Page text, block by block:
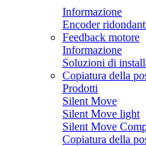
Informazione
Encoder
Feedback motore
Informazione
Soluzioni di
Copiatura della
Prodotti
Silent Move
Silent Move light
Silent Move
Copiatura della